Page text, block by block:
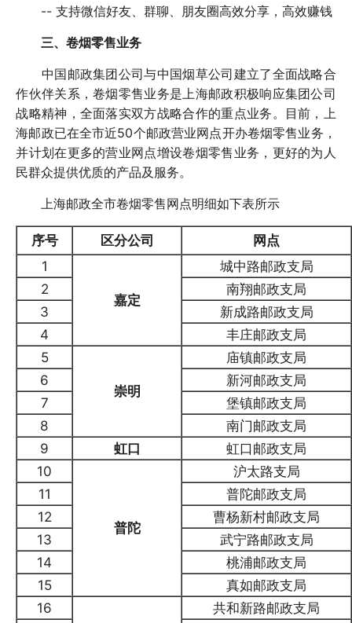
-- 支持微信好友、群聊、朋友圈高效分享，高效赚钱
三、卷烟零售业务
中国邮政集团公司与中国烟草公司建立了全面战略合
作伙伴关系，卷烟零售业务是上海邮政积极响应集团公司
战略精神，全面落实双方战略合作的重点业务。目前，上
海邮政已在全市近50个邮政营业网点开办卷烟零售业务，
并计划在更多的营业网点增设卷烟零售业务，更好的为人
民群众提供优质的产品及服务。
上海邮政全市卷烟零售网点明细如下表所示
序号 区分公司
网点
1
嘉定
城中路邮政支局
2
南翔邮政支局
3
新成路邮政支局
4
丰庄邮政支局
5
崇明
庙镇邮政支局
6
新河邮政支局
7
堡镇邮政支局
8
南门邮政支局
9
虹口
虹口邮政支局
10
普陀
沪太路支局
11
普陀邮政支局
12
曹杨新村邮政支局
13
武宁路邮政支局
14
桃浦邮政支局
15
真如邮政支局
16
共和新路邮政支局